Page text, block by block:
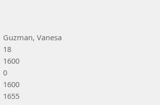
Guzman, Vanesa
18
1600
0
1600
1655